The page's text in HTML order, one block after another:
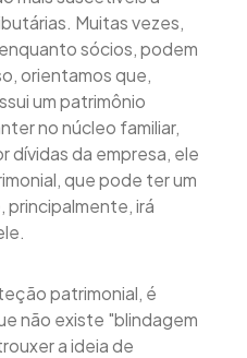
Muitas vezes,
sócios, podem
orientamos que,
um patrimônio
no núcleo familiar,
dívidas da empresa, ele
que pode ter um
principalmente, irá
patrimonial, é
não existe "blindagem
a ideia de